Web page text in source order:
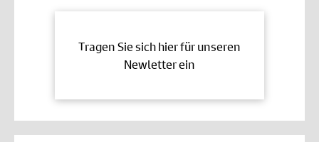
Tragen Sie sich hier für unseren
Newletter ein